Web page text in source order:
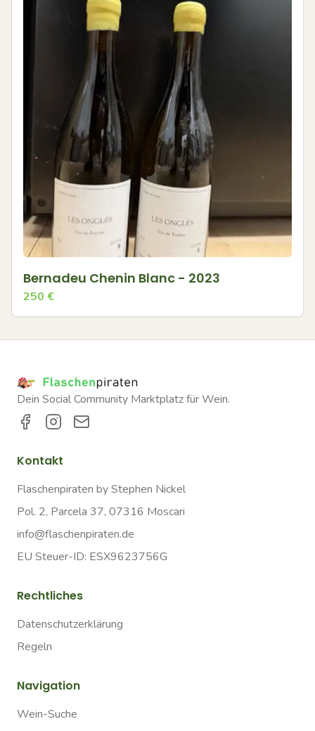
Bernadeu Chenin Blanc - 2023
250 €
Dein Social Community Marktplatz für Wein.
Kontakt
Flaschenpiraten by Stephen Nickel
Pol. 2, Parcela 37, 07316 Moscari
info@flaschenpiraten.de
EU Steuer-ID: ESX9623756G
Rechtliches
Datenschutzerklärung
Regeln
Navigation
Wein-Suche